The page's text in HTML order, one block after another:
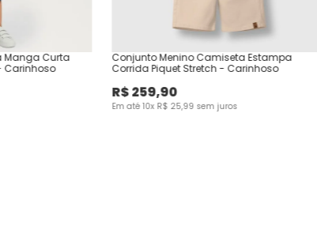
Manga Curta
Carinhoso
Conjunto Menino Camiseta Estampa
Corrida Piquet Stretch - Carinhoso
R$259,90
Em até10x R$ 25,99 sem juros